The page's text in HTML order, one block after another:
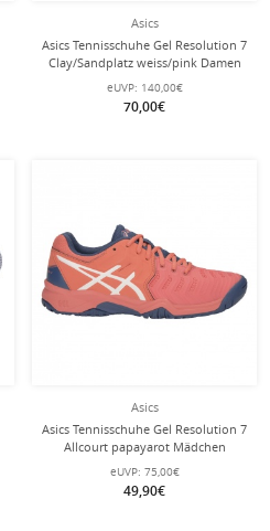
Asics
Asics Tennisschuhe Gel Resolution 7
Clay/Sandplatz weiss/pink Damen
eUVP: 140,00€
70,00€
Asics
Asics Tennisschuhe Gel Resolution 7
Allcourt papayarot Mädchen
eUVP: 75,00€
49,90€